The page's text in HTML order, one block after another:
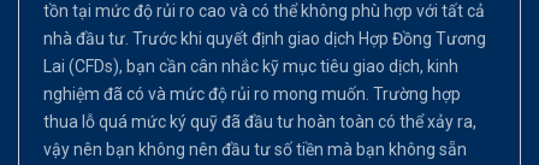
tồn tại mức độ rủi ro cao và có thể không phù hợp với tất cả
nhà đầu tư. Trước khi quyết định giao dịch Hợp Đồng Tương
Lai (CFDs), bạn cần cân nhắc kỹ mục tiêu giao dịch, kinh
nghiệm đã có và mức độ rủi ro mong muốn. Trường hợp
thua lỗ quá mức ký quỹ đã đầu tư hoàn toàn có thể xảy ra,
vậy nên bạn không nên đầu tư số tiền mà bạn không sẵn